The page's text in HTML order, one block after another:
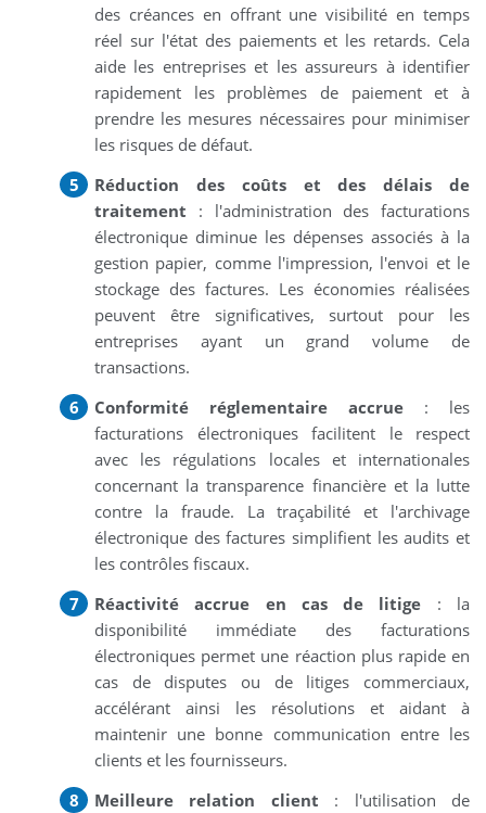
des créances en offrant une visibilité en temps
réel sur l'état des paiements et les retards. Cela
aide les entreprises et les assureurs à identifier
rapidement les problèmes de paiement et à
prendre les mesures nécessaires pour minimiser
les risques de défaut.
Réduction des coûts et des délais de
traitement : l'administration des facturations
électronique diminue les dépenses associés à la
gestion papier, comme l'impression, l'envoi et le
stockage des factures. Les économies réalisées
peuvent être significatives, surtout pour les
entreprises ayant un grand volume de
transactions.
Conformité réglementaire accrue : les
facturations électroniques facilitent le respect
avec les régulations locales et internationales
concernant la transparence financière et la lutte
contre la fraude. La traçabilité et l'archivage
électronique des factures simplifient les audits et
les contrôles fiscaux.
Réactivité accrue en cas de litige : la
disponibilité immédiate des facturations
électroniques permet une réaction plus rapide en
cas de disputes ou de litiges commerciaux,
accélérant ainsi les résolutions et aidant à
maintenir une bonne communication entre les
clients et les fournisseurs.
Meilleure relation client : l'utilisation de